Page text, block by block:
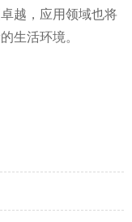
越，应用领域也将
生活环境。